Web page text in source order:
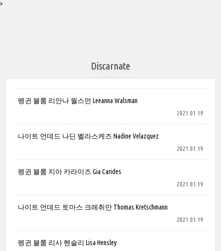
>
Discarnate
펭귄 블룸 리안나 월스먼 Leeanna Walsman
2021.01.19
나이트 언데드 나딘 벨라스케즈 Nadine Velazquez
2021.01.19
펭귄 블룸 지아 카라이즈 Gia Carides
2021.01.19
나이트 언데드 토마스 크레취만 Thomas Kretschmann
2021.01.19
펭귄 블룸 리사 헨슬리 Lisa Hensley